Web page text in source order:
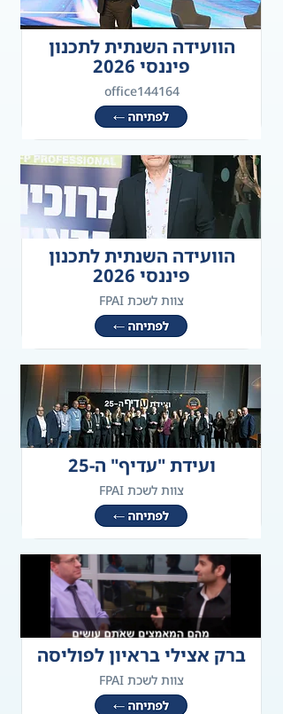
הוועידה השנתית לתכנון
פיננסי 2026
office144164
הוועידה השנתית לתכנון
פיננסי 2026
צוות לשכת FPAI
ועידת "עדיף" ה-25
צוות לשכת FPAI
ברק אצילי בראיון לפוליסה
צוות לשכת FPAI